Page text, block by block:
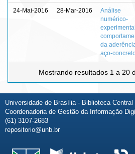
24-Mai-2016 28-Mar-2016
Análise
numérico-
da
aço-
Mostrando resultados 1 a 20
Universidade de Brasília - Biblioteca Central
Coordenadoria de Gestão da Informação
(61) 3107-2683
repositorio@unb.br